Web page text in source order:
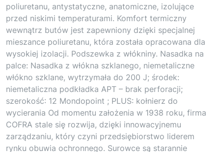
poliuretanu, antystatyczne, anatomiczne, izolujące
przed niskimi temperaturami. Komfort termiczny
wewnątrz butów jest zapewniony dzięki specjalnej
mieszance poliuretanu, która została opracowana dla
wysokiej izolacji. Podszewka z włókniny. Nasadka na
palce: Nasadka z włókna szklanego, niemetaliczne
włókno szklane, wytrzymała do 200 J; środek:
niemetaliczna podkładka APT – brak perforacji;
szerokość: 12 Mondopoint ; PLUS: kołnierz do
wycierania Od momentu założenia w 1938 roku, firma
COFRA stale się rozwija, dzięki innowacyjnemu
zarządzaniu, który czyni przedsiębiorstwo liderem
rynku obuwia ochronnego. Surowce są starannie